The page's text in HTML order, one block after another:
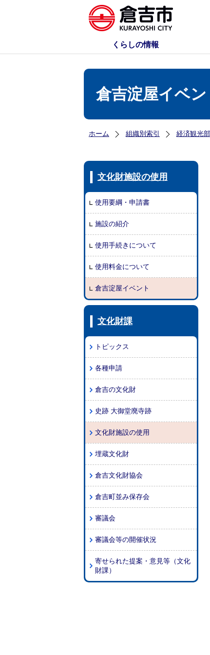
くらしの情報
倉吉淀屋イベン
ホーム 組織別索引 経済観光部
文化財施設の使用
使用要綱・申請書
施設の紹介
使用手続きについて
使用料金について
倉吉淀屋イベント
文化財課
トピックス
各種申請
倉吉の文化財
史跡 大御堂廃寺跡
文化財施設の使用
埋蔵文化財
倉吉文化財協会
倉吉町並み保存会
審議会
審議会等の開催状況
寄せられた提案・意見等（文化
財課）